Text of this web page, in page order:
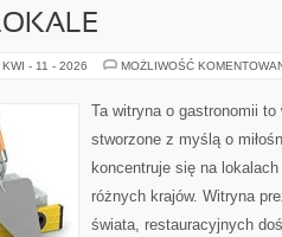
KWI - 11 - 2026 MOŻLIWOŚĆ
Ta witryna o gastronomii
stworzone z myślą o
koncentruje się na
różnych krajów. Witryna
świata, restauracyjnych